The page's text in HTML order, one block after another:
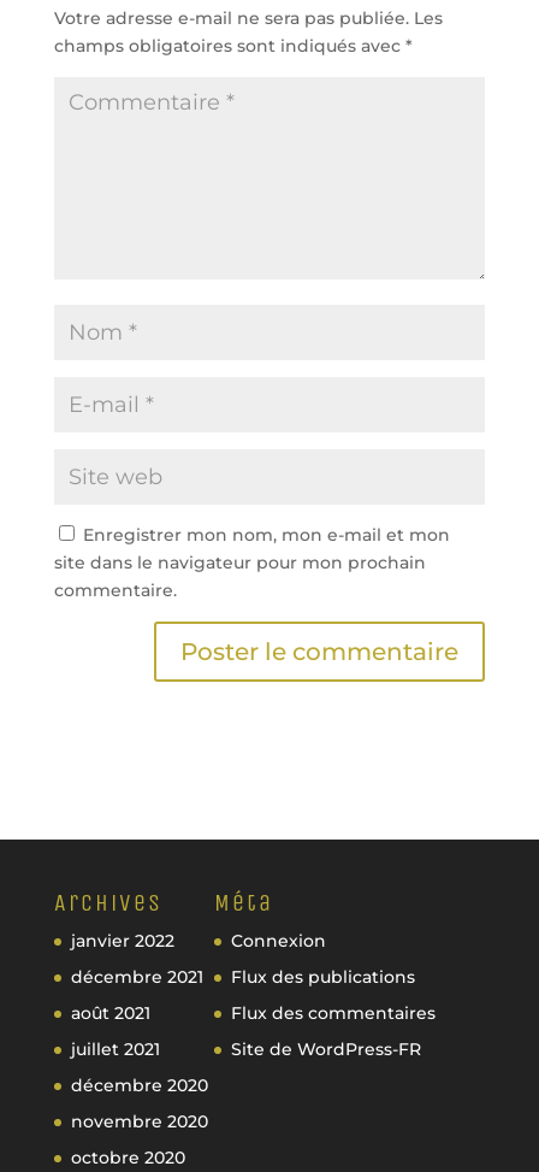
Votre adresse e-mail ne sera pas publiée. Les
champs obligatoires sont indiqués avec *
Enregistrer mon nom, mon e-mail et mon
site dans le navigateur pour mon prochain
commentaire.
Archives
janvier 2022
décembre 2021
août 2021
juillet 2021
décembre 2020
novembre 2020
octobre 2020
Méta
Connexion
Flux des publications
Flux des commentaires
Site de WordPress-FR